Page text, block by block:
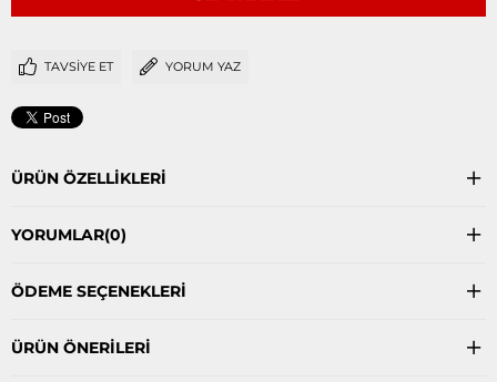
TAVSIYE ET YORUM YAZ
ÜRÜN ÖZELLIKLERI
YORUMLAR(0)
ÖDEME SEÇENEKLERI
ÜRÜN ÖNERILERI